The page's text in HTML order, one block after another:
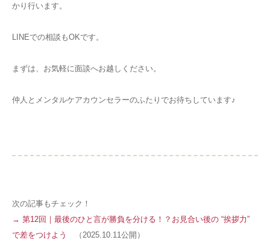
かり行います。
LINEでの相談もOKです。
まずは、お気軽に面談へお越しください。
仲人とメンタルケアカウンセラーのふたりでお待ちしています♪
次の記事もチェック！
→ 第12回｜最後のひと言が勝負を分ける！？お見合い後の “挨拶力”
で差をつけよう
（2025.10.11公開）